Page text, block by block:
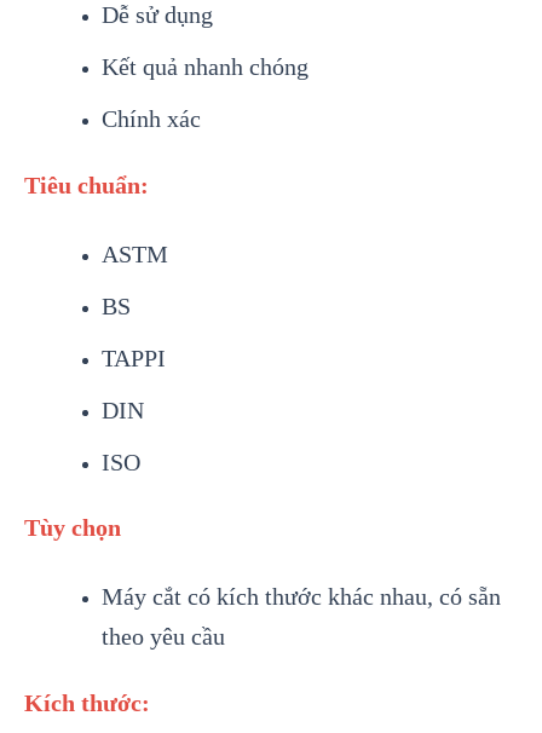
Dễ sử dụng
Kết quả nhanh chóng
Chính xác
Tiêu chuẩn:
ASTM
BS
TAPPI
DIN
ISO
Tùy chọn
Máy cắt có kích thước khác nhau, có sẵn
theo yêu cầu
Kích thước: